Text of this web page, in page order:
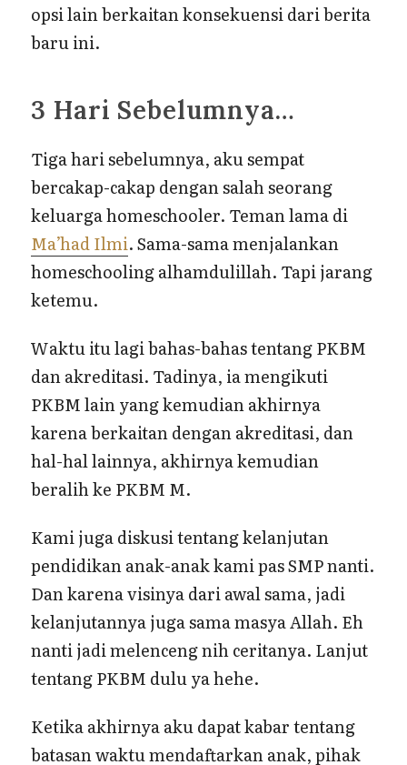
opsi lain berkaitan konsekuensi dari berita
baru ini.
3 Hari Sebelumnya…
Tiga hari sebelumnya, aku sempat
bercakap-cakap dengan salah seorang
keluarga homeschooler. Teman lama di
Ma’had Ilmi. Sama-sama menjalankan
homeschooling alhamdulillah. Tapi jarang
ketemu.
Waktu itu lagi bahas-bahas tentang PKBM
dan akreditasi. Tadinya, ia mengikuti
PKBM lain yang kemudian akhirnya
karena berkaitan dengan akreditasi, dan
hal-hal lainnya, akhirnya kemudian
beralih ke PKBM M.
Kami juga diskusi tentang kelanjutan
pendidikan anak-anak kami pas SMP nanti.
Dan karena visinya dari awal sama, jadi
kelanjutannya juga sama masya Allah. Eh
nanti jadi melenceng nih ceritanya. Lanjut
tentang PKBM dulu ya hehe.
Ketika akhirnya aku dapat kabar tentang
batasan waktu mendaftarkan anak, pihak